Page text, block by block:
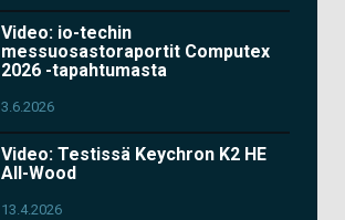
Video: io-techin
messuosastoraportit Computex
2026 -tapahtumasta
3.6.2026
Video: Testissä Keychron K2 HE
All-Wood
13.4.2026